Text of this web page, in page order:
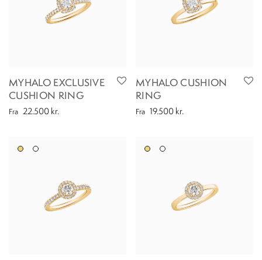
MYHALO EXCLUSIVE
CUSHION RING
Fra 22.500 kr.
MYHALO CUSHION
RING
Fra 19.500 kr.